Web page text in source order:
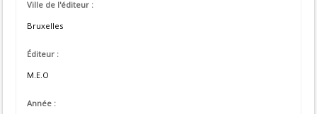
Ville de l'éditeur :
Bruxelles
Éditeur :
M.E.O
Année :